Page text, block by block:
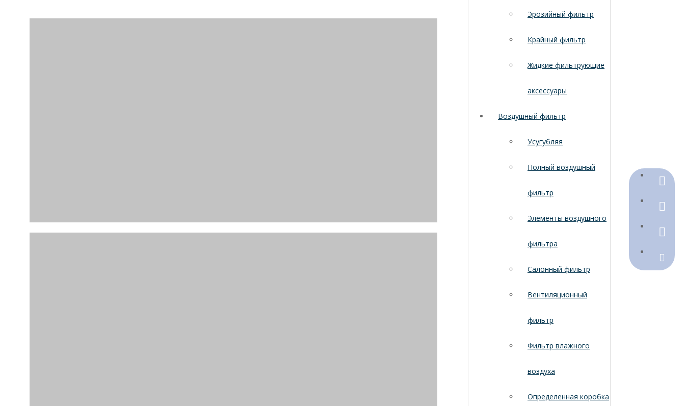
Эрозийный фильтр
Крайный фильтр
Жидкие фильтрующие
аксессуары
Воздушный фильтр
Усугубляя
Полный воздушный
фильтр
Элементы воздушного
фильтра
Салонный фильтр
Вентиляционный
фильтр
Фильтр влажного
воздуха
Определенная коробка
+86-